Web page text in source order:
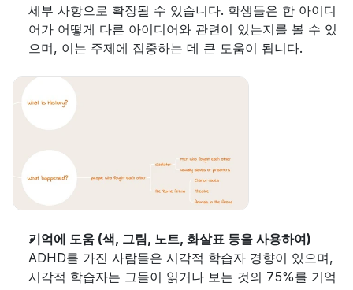
세부 사항으로 확장될 수 있습니다. 학생들은 한 아이디
어가 어떻게 다른 아이디어와 관련이 있는지를 볼 수 있
으며, 이는 주제에 집중하는 데 큰 도움이 됩니다.
기억에 도움 (색, 그림, 노트, 화살표 등을 사용하여)
ADHD를 가진 사람들은 시각적 학습자 경향이 있으며,
시각적 학습자는 그들이 읽거나 보는 것의 75%를 기억